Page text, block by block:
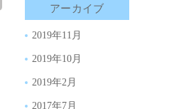
アーカイブ
2019年11月
2019年10月
2019年2月
2017年7月